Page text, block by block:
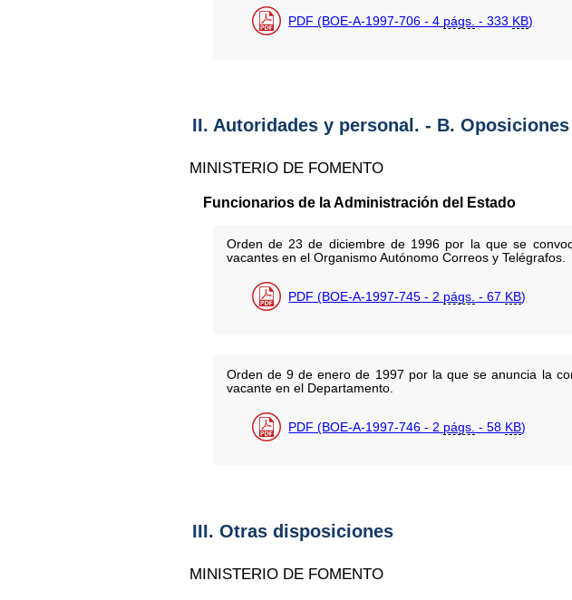
PDF (BOE-A-1997-706 - 4 págs. - 333 KB)
II. Autoridades y personal. - B.
MINISTERIO DE FOMENTO
Funcionarios de la Administración del Estado
Orden de 23 de diciembre de 1996 por la que se
vacantes en el Organismo Autónomo Correos y Telégrafos.
PDF (BOE-A-1997-745 - 2 págs. - 67 KB)
Orden de 9 de enero de 1997 por la que se anuncia la
vacante en el Departamento.
PDF (BOE-A-1997-746 - 2 págs. - 58 KB)
III. Otras disposiciones
MINISTERIO DE FOMENTO